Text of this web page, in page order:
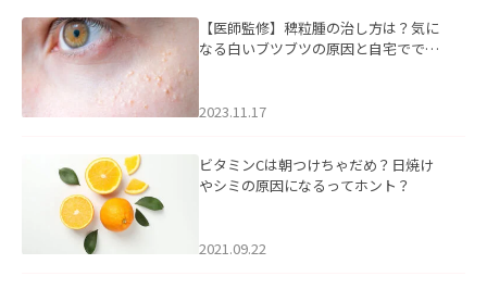
【医師監修】稗粒腫の治し方は？気に
なる白いブツブツの原因と自宅ででき
2023.11.17
ビタミンCは朝つけちゃだめ？日焼け
やシミの原因になるってホント？
2021.09.22